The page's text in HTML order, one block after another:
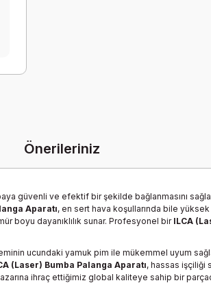
Önerileriniz
güvenli ve efektif bir şekilde bağlanmasını
Aparatı, en sert hava koşullarında bile
boyu dayanıklılık sunar. Profesyonel birILCA
ucundaki yamuk pim ile mükemmel uyum
(Laser) Bumba Palanga Aparatı, hassas işçiliği
ihraç ettiğimiz global kaliteye sahip bir